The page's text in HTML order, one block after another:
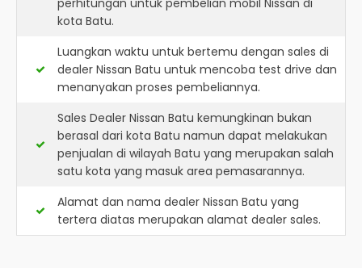
perhitungan untuk pembelian mobil Nissan di
kota Batu.
Luangkan waktu untuk bertemu dengan sales di
dealer Nissan Batu untuk mencoba test drive dan
menanyakan proses pembeliannya.
Sales Dealer Nissan Batu kemungkinan bukan
berasal dari kota Batu namun dapat melakukan
penjualan di wilayah Batu yang merupakan salah
satu kota yang masuk area pemasarannya.
Alamat dan nama dealer Nissan Batu yang
tertera diatas merupakan alamat dealer sales.